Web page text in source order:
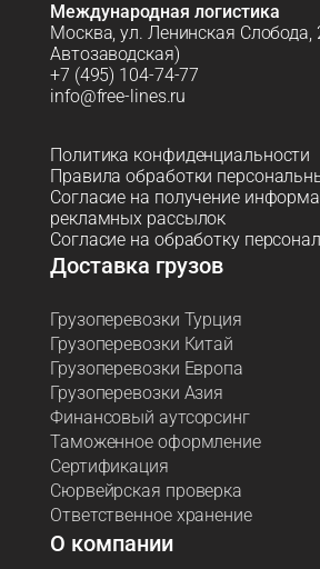
Международная логистика
Москва, ул. Ленинская Слобода,
Автозаводская)
+7 (495) 104-74-77
info@free-lines.ru
Политика конфиденциальности
Правила обработки
Согласие на получение
рекламных рассылок
Согласие на обработку
Доставка грузов
Грузоперевозки Турция
Грузоперевозки Китай
Грузоперевозки Европа
Грузоперевозки Азия
Финансовый аутсорсинг
Таможенное оформление
Сертификация
Сюрвейрская проверка
Ответственное хранение
О компании